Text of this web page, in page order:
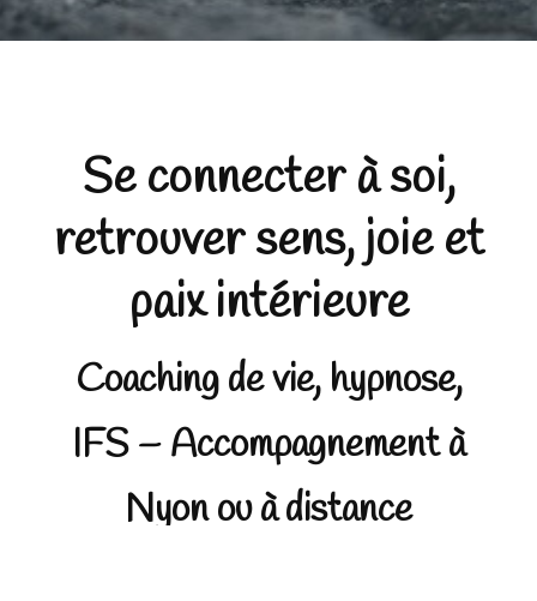
Se connecter à soi,
retrouver sens, joie et
paix intérieure
Coaching de vie, hypnose,
IFS – Accompagnement à
Nyon ou à distance